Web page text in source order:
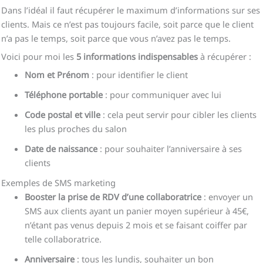
Dans l’idéal il faut récupérer le maximum d’informations sur ses
clients. Mais ce n’est pas toujours facile, soit parce que le client
n’a pas le temps, soit parce que vous n’avez pas le temps.
Voici pour moi les 5 informations indispensables à récupérer :
Nom et Prénom : pour identifier le client
Téléphone portable : pour communiquer avec lui
Code postal et ville : cela peut servir pour cibler les clients
les plus proches du salon
Date de naissance : pour souhaiter l’anniversaire à ses
clients
Exemples de SMS marketing
Booster la prise de RDV d’une collaboratrice : envoyer un
SMS aux clients ayant un panier moyen supérieur à 45€,
n’étant pas venus depuis 2 mois et se faisant coiffer par
telle collaboratrice.
Anniversaire : tous les lundis, souhaiter un bon